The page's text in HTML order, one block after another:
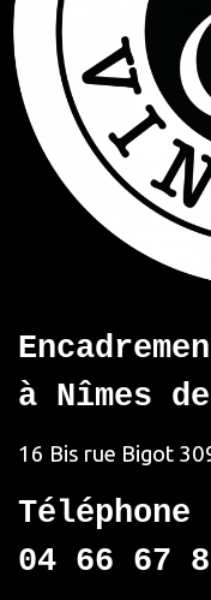
à Nîmes
16 Bis rue Bigot
Téléphone
04 66 67